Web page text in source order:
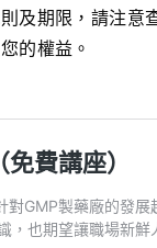
及期限，請注意
的權益。